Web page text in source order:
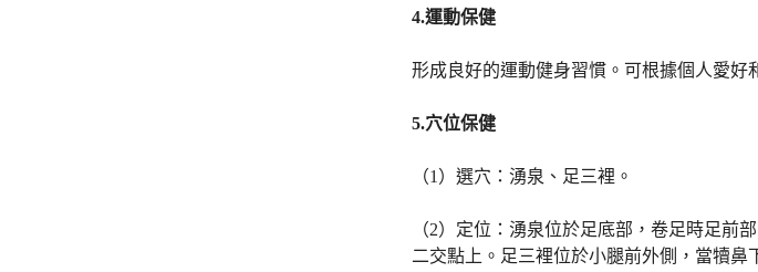
4.運動保健
形成良好的運動健身習慣。可根據個人愛好
5.穴位保健
（1）選穴：湧泉、足三裡。
（2）定位：湧泉位於足底部，卷足時足前
二交點上。足三裡位於小腿前外側，當犢鼻